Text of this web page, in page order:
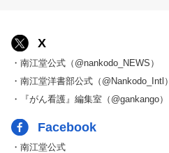
X
・南江堂公式（@nankodo_NEWS）
・南江堂洋書部公式（@Nankodo_Intl）
・『がん看護』編集室（@gankango）
Facebook
・南江堂公式